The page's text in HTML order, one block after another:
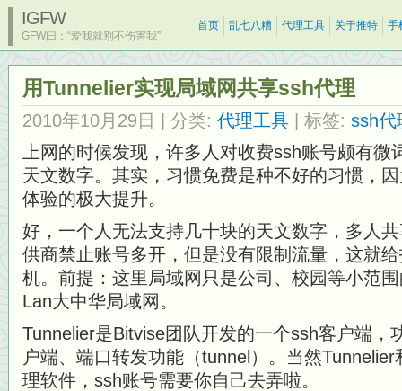
IGFW
GFW曰：“爱我就别不伤害我”
首页 乱七八糟 代理工具 关于推特 手
用Tunnelier实现局域网共享ssh代理
2010年10月29日 | 分类: 代理工具 | 标签: ssh代
上网的时候发现，许多人对收费ssh账号颇有
天文数字。其实，习惯免费是种不好的习惯，
体验的极大提升。
好，一个人无法支持几十块的天文数字，多人
供商禁止账号多开，但是没有限制流量，这就
机。前提：这里局域网只是公司、校园等小范
Lan大中华局域网。
Tunnelier是Bitvise团队开发的一个ssh客户端，
户端、端口转发功能（tunnel）。当然
理软件，ssh账号需要你自己去弄啦。